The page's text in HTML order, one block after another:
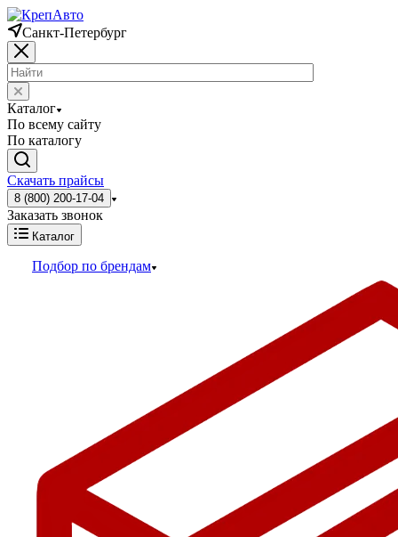
Санкт-Петербург
Каталог
По всему сайту
По каталогу
Скачать прайсы
8 (800) 200-17-04
Заказать звонок
Каталог
Подбор по брендам